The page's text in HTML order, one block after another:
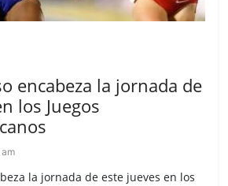
encabeza la jornada de
los Juegos
la jornada de este jueves en los